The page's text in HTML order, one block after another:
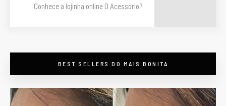
Conhece a lojinha online D Acessório?
BEST SELLERS DO MAIS BONITA